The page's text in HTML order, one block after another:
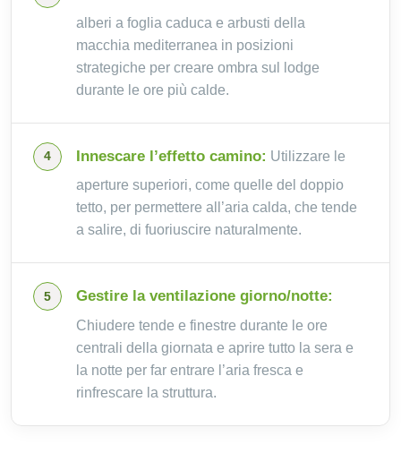
alberi a foglia caduca e arbusti della
macchia mediterranea in posizioni
strategiche per creare ombra sul lodge
durante le ore più calde.
Innescare l’effetto camino: Utilizzare le
aperture superiori, come quelle del doppio
tetto, per permettere all’aria calda, che tende
a salire, di fuoriuscire naturalmente.
Gestire la ventilazione giorno/notte:
Chiudere tende e finestre durante le ore
centrali della giornata e aprire tutto la sera e
la notte per far entrare l’aria fresca e
rinfrescare la struttura.